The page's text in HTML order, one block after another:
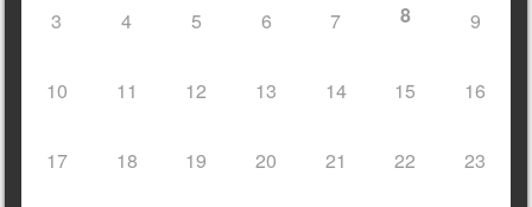
3 4 5 6 7 8 9
10 11 12 13 14 15 16
17 18 19 20 21 22 23